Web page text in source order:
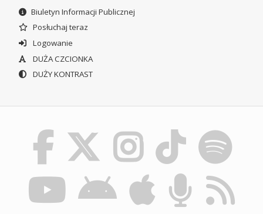
Biuletyn Informacji Publicznej
Posłuchaj teraz
Logowanie
DUŻA CZCIONKA
DUŻY KONTRAST